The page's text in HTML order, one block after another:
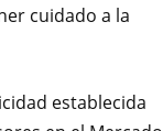
cuidado a la
establecida